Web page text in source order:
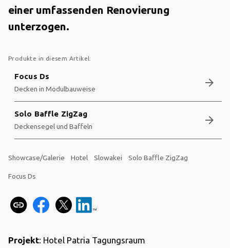
einer umfassenden Renovierung
unterzogen.
Produkte in diesem Artikel:
Focus Ds
Decken in Modulbauweise arrow_forward
Solo Baffle ZigZag
Deckensegel und Baffeln arrow_forward
Showcase/Galerie Hotel Slowakei Solo Baffle ZigZag
Focus Ds
Projekt: Hotel Patria Tagungsraum